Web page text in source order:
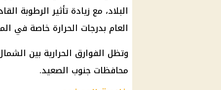
البلاد، مع زيادة تأثير الرطوبة
العام بدرجات الحرارة خاصة في
وتظل الفوارق الحرارية بين
محافظات جنوب الصعيد.